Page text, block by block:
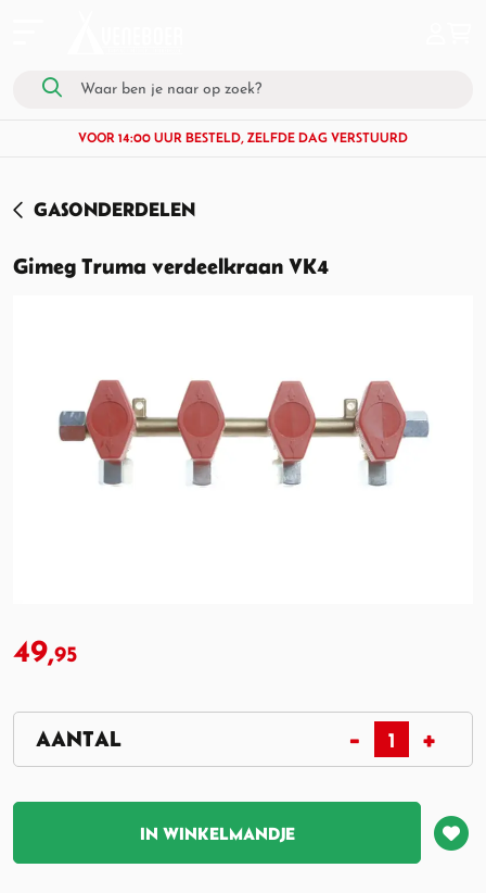
VOOR 14:00 UUR BESTELD, ZELFDE DAG VERSTUURD
GASONDERDELEN
Gimeg Truma verdeelkraan VK4
49,95
IN WINKELMANDJE